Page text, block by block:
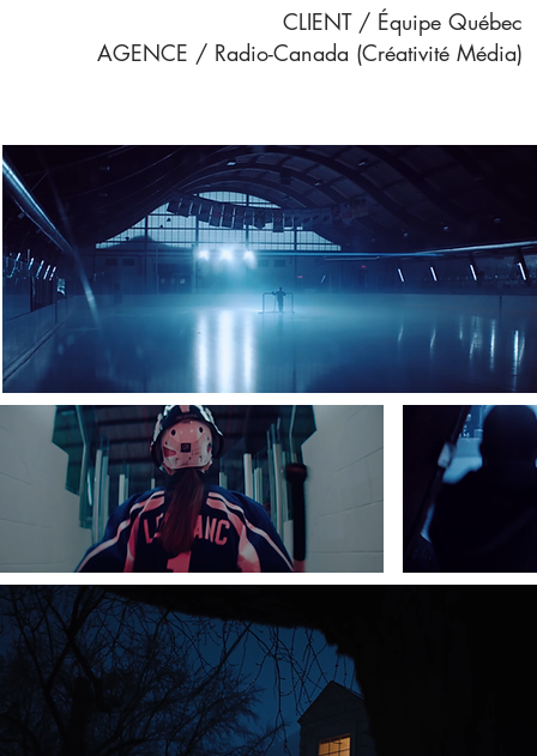
CLIENT / Équipe Québec
AGENCE / Radio-Canada (Créativité Média)